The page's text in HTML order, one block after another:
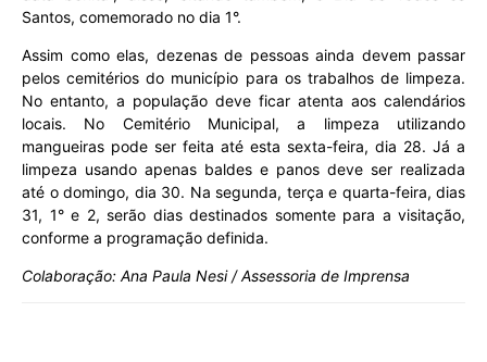
Santos, comemorado no dia 1°.
Assim como elas, dezenas de pessoas ainda devem passar
pelos cemitérios do município para os trabalhos de limpeza.
No entanto, a população deve ficar atenta aos calendários
locais. No Cemitério Municipal, a limpeza utilizando
mangueiras pode ser feita até esta sexta-feira, dia 28. Já a
limpeza usando apenas baldes e panos deve ser realizada
até o domingo, dia 30. Na segunda, terça e quarta-feira, dias
31, 1° e 2, serão dias destinados somente para a visitação,
conforme a programação definida.
Colaboração: Ana Paula Nesi / Assessoria de Imprensa